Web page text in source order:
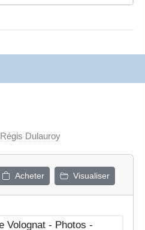
Régis Dulauroy
Acheter Visualiser